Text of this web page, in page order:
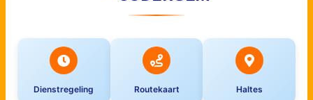
Dienstregeling Routekaart Haltes